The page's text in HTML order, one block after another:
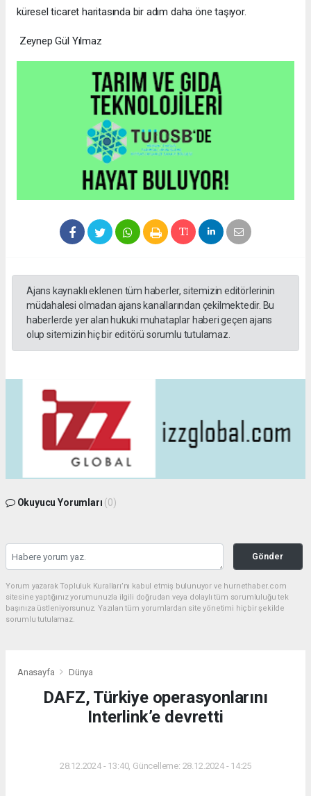
küresel ticaret haritasında bir adım daha öne taşıyor.
Zeynep Gül Yılmaz
Ajans kaynaklı eklenen tüm haberler, sitemizin editörlerinin
müdahalesi olmadan ajans kanallarından çekilmektedir. Bu
haberlerde yer alan hukuki muhataplar haberi geçen ajans
olup sitemizin hiç bir editörü sorumlu tutulamaz.
Okuyucu Yorumları (0)
Gönder
Yorum yazarak Topluluk Kuralları’nı kabul etmiş bulunuyor ve hurnethaber.com
sitesine yaptığınız yorumunuzla ilgili doğrudan veya dolaylı tüm sorumluluğu tek
başınıza üstleniyorsunuz. Yazılan tüm yorumlardan site yönetimi hiçbir şekilde
sorumlu tutulamaz.
Anasayfa Dünya
DAFZ, Türkiye operasyonlarını
Interlink’e devretti
28.12.2024 - 13:40, Güncelleme: 28.12.2024 - 14:25